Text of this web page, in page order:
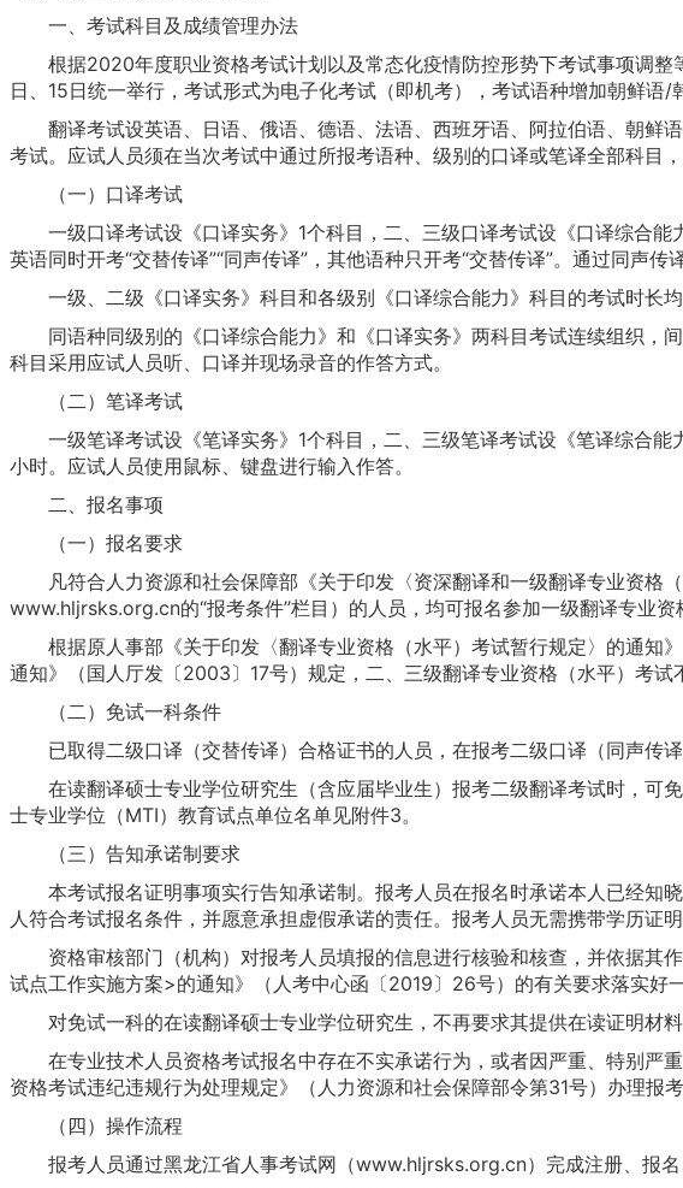
一、考试科目及成绩管理办法
根据2020年度职业资格考试计划以及常态化疫情防控形势下考试事项调整
日、15日统一举行，考试形式为电子化考试（即机考），考试语种增加朝鲜语/
翻译考试设英语、日语、俄语、德语、法语、西班牙语、阿拉伯语、朝鲜
考试。应试人员须在当次考试中通过所报考语种、级别的口译或笔译全部科目，
（一）口译考试
一级口译考试设《口译实务》1个科目，二、三级口译考试设《口译综合能
英语同时开考“交替传译”“同声传译”，其他语种只开考“交替传译”。通过同声
一级、二级《口译实务》科目和各级别《口译综合能力》科目的考试时长均
同语种同级别的《口译综合能力》和《口译实务》两科目考试连续组织，间
科目采用应试人员听、口译并现场录音的作答方式。
（二）笔译考试
一级笔译考试设《笔译实务》1个科目，二、三级笔译考试设《笔译综合能
小时。应试人员使用鼠标、键盘进行输入作答。
二、报名事项
（一）报名要求
凡符合人力资源和社会保障部《关于印发〈资深翻译和一级翻译专业资格
www.hljrsks.org.cn的“报考条件”栏目）的人员，均可报名参加一级翻译专业资
根据原人事部《关于印发〈翻译专业资格（水平）考试暂行规定〉的通知
通知》（国人厅发〔2003〕17号）规定，二、三级翻译专业资格（水平）考试
（二）免试一科条件
已取得二级口译（交替传译）合格证书的人员，在报考二级口译（同声传译
在读翻译硕士专业学位研究生（含应届毕业生）报考二级翻译考试时，可
士专业学位（MTI）教育试点单位名单见附件3。
（三）告知承诺制要求
本考试报名证明事项实行告知承诺制。报考人员在报名时承诺本人已经知
人符合考试报名条件，并愿意承担虚假承诺的责任。报考人员无需携带学历证
资格审核部门（机构）对报考人员填报的信息进行核验和核查，并依据其
试点工作实施方案>的通知》（人考中心函〔2019〕26号）的有关要求落实好
对免试一科的在读翻译硕士专业学位研究生，不再要求其提供在读证明材
在专业技术人员资格考试报名中存在不实承诺行为，或者因严重、特别严
资格考试违纪违规行为处理规定》（人力资源和社会保障部令第31号）办理报考
（四）操作流程
报考人员通过黑龙江省人事考试网（www.hljrsks.org.cn）完成注册、报名